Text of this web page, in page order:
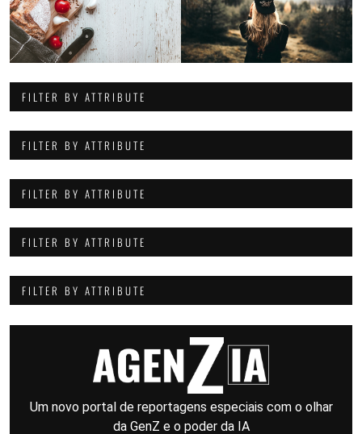
FILTER BY ATTRIBUTE
FILTER BY ATTRIBUTE
FILTER BY ATTRIBUTE
FILTER BY ATTRIBUTE
FILTER BY ATTRIBUTE
Um novo portal de reportagens especiais com o olhar
da GenZ e o poder da IA